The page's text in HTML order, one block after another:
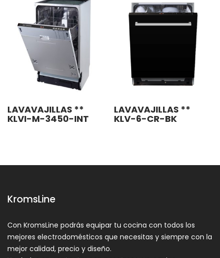
LAVAVAJILLAS **
KLVI-M-3450-INT
LAVAVAJILLAS **
KLV-6-CR-BK
KromsLine
Con KromsLine podrás equipar tu cocina con todos los
mejores electrodomésticos que necesitas y siempre con la
mejor calidad, precio y diseño.